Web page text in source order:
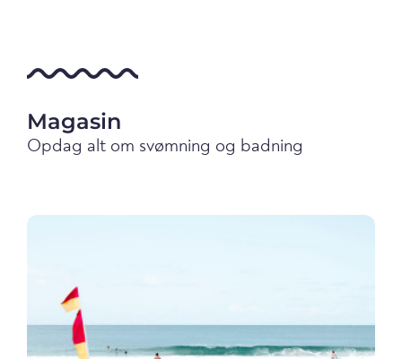
Magasin
Opdag alt om svømning og badning